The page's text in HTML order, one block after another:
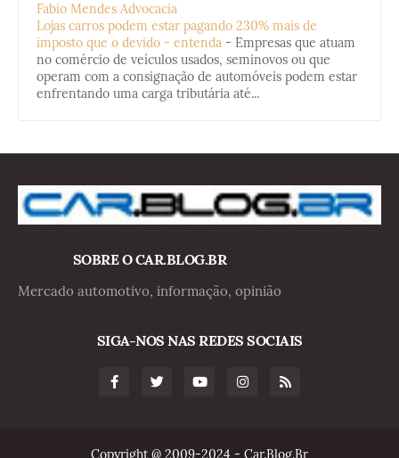
Fabio Mendes Advocacia
Lojas carros podem estar pagando 230% mais de
imposto que o devido - entenda - Empresas que atuam
no comércio de veículos usados, seminovos ou que
operam com a consignação de automóveis podem estar
enfrentando uma carga tributária até...
SOBRE O CAR.BLOG.BR
Mercado automotivo, informação, opinião
SIGA-NOS NAS REDES SOCIAIS
Copyright @ 2009-2024 - Car.Blog.Br